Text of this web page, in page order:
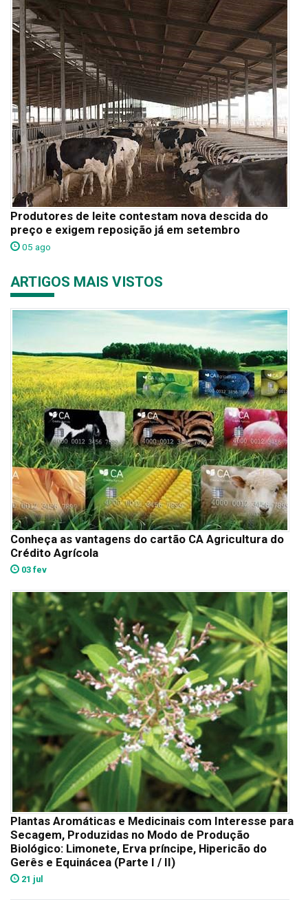
Produtores de leite contestam nova descida do
preço e exigem reposição já em setembro
05 ago
ARTIGOS MAIS VISTOS
Conheça as vantagens do cartão CA Agricultura do
Crédito Agrícola
03 fev
Plantas Aromáticas e Medicinais com Interesse para
Secagem, Produzidas no Modo de Produção
Biológico: Limonete, Erva príncipe, Hipericão do
Gerês e Equinácea (Parte I / II)
21 jul